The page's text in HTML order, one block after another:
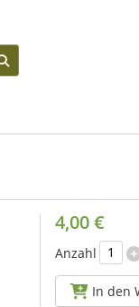
4,00 €
Anzahl
In den